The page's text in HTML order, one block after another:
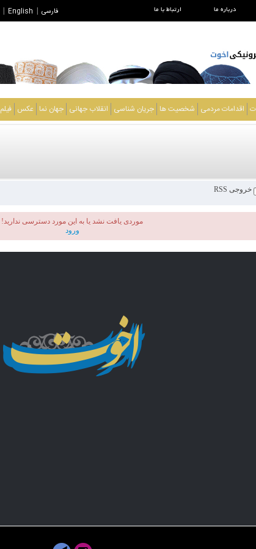
درباره ما ارتباط با ما فارسی English
اقدامات مردمی شخصیت ها جریان شناسی انقلاب جهانی جهان نما عکس فیلم
خروجی RSS
موردی يافت نشد یا به این مورد دسترسی ندارید!
ورود